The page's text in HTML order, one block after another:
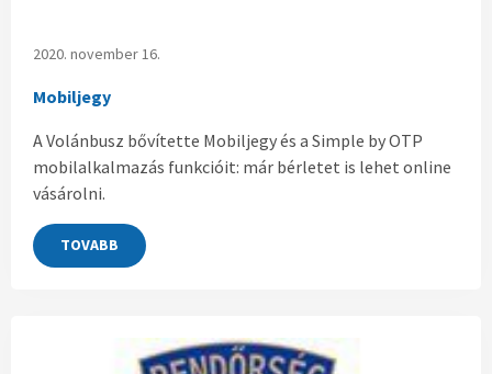
2020. november 16.
Mobiljegy
A Volánbusz bővítette Mobiljegy és a Simple by OTP
mobilalkalmazás funkcióit: már bérletet is lehet online
vásárolni.
TOVABB